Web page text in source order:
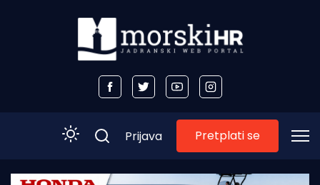
Početna
Prijava Pretplati se